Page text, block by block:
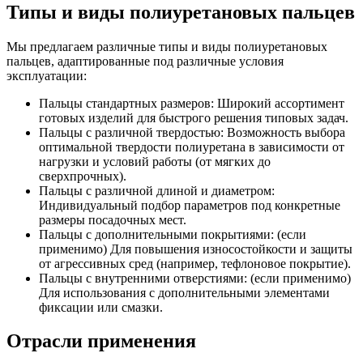
Типы и виды полиуретановых пальцев
Мы предлагаем различные типы и виды полиуретановых
пальцев, адаптированные под различные условия
эксплуатации:
Пальцы стандартных размеров: Широкий ассортимент
готовых изделий для быстрого решения типовых задач.
Пальцы с различной твердостью: Возможность выбора
оптимальной твердости полиуретана в зависимости от
нагрузки и условий работы (от мягких до
сверхпрочных).
Пальцы с различной длиной и диаметром:
Индивидуальный подбор параметров под конкретные
размеры посадочных мест.
Пальцы с дополнительными покрытиями: (если
применимо) Для повышения износостойкости и защиты
от агрессивных сред (например, тефлоновое покрытие).
Пальцы с внутренними отверстиями: (если применимо)
Для использования с дополнительными элементами
фиксации или смазки.
Отрасли применения